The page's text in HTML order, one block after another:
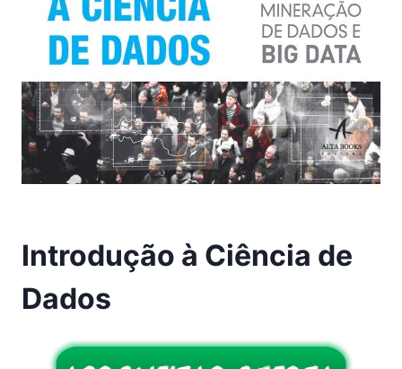
Introdução à Ciência de
Dados